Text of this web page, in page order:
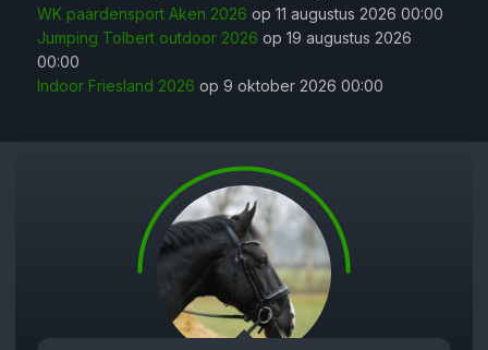
WK paardensport Aken 2026 op 11 augustus 2026 00:00
Jumping Tolbert outdoor 2026 op 19 augustus 2026
00:00
Indoor Friesland 2026 op 9 oktober 2026 00:00